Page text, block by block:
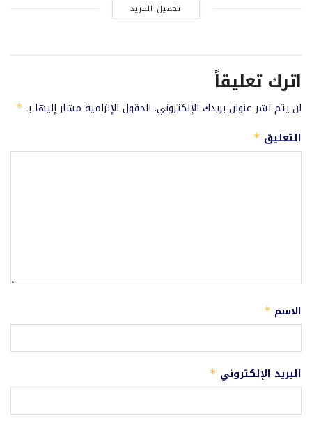
تحميل المزيد
اترك تعليقاً
لن يتم نشر عنوان بريدك الإلكتروني. الحقول الإلزامية مشار إليها بـ *
التعليق *
الاسم *
البريد الإلكتروني *